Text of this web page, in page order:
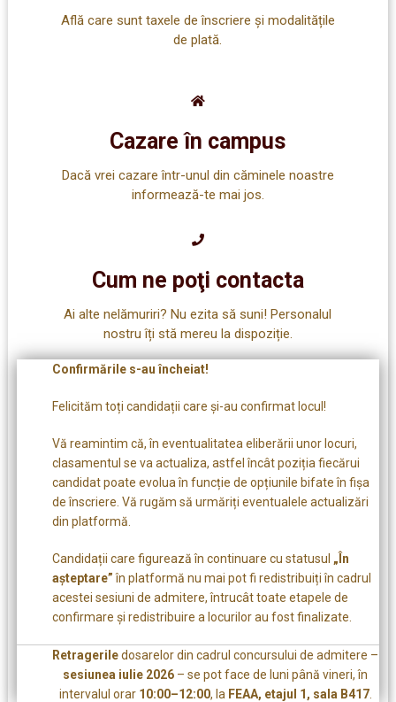
Află care sunt taxele de înscriere și modalitățile
de plată.
Cazare în campus
Dacă vrei cazare într-unul din căminele noastre
informează-te mai jos.
Cum ne poţi contacta
Ai alte nelămuriri? Nu ezita să suni! Personalul
nostru îți stă mereu la dispoziție.
Confirmările s-au încheiat!
Felicităm toți candidații care și-au confirmat locul!
Vă reamintim că, în eventualitatea eliberării unor locuri,
clasamentul se va actualiza, astfel încât poziția fiecărui
candidat poate evolua în funcție de opțiunile bifate în fișa
de înscriere. Vă rugăm să urmăriți eventualele actualizări
din platformă.
Candidații care figurează în continuare cu statusul „În
așteptare”în platformă nu mai pot fi redistribuiți în cadrul
acestei sesiuni de admitere, întrucât toate etapele de
confirmare și redistribuire a locurilor au fost finalizate.
Retrageriledosarelor din cadrul concursului de admitere –
sesiunea iulie 2026 – se pot face de luni până vineri, în
intervalul orar 10:00–12:00, la FEAA, etajul 1, sala B417.